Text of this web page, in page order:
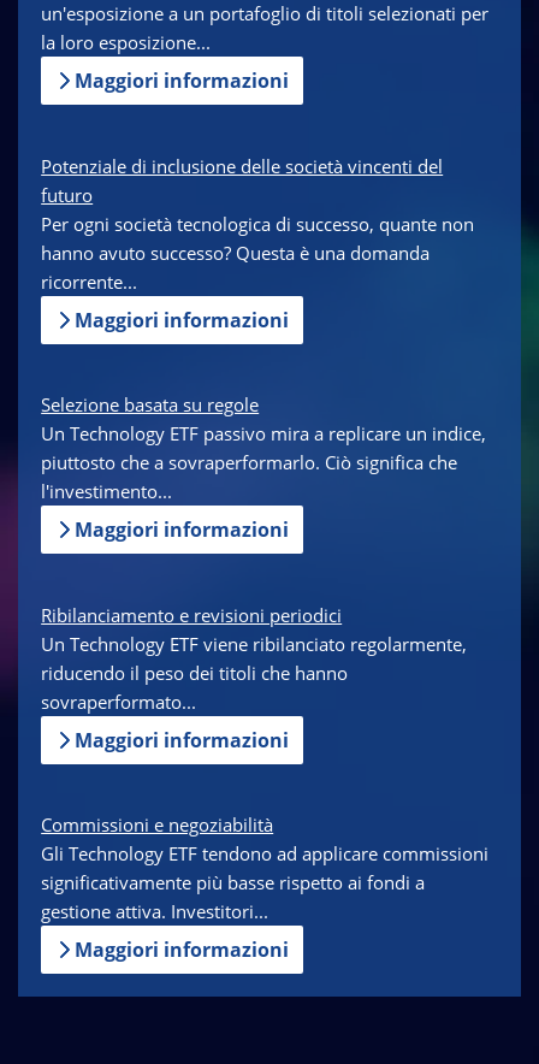
un'esposizione a un portafoglio di titoli selezionati per
la loro esposizione...
Maggiori informazioni
Potenziale di inclusione delle società vincenti del
futuro
Per ogni società tecnologica di successo, quante non
hanno avuto successo? Questa è una domanda
ricorrente...
Maggiori informazioni
Selezione basata su regole
Un Technology ETF passivo mira a replicare un indice,
piuttosto che a sovraperformarlo. Ciò significa che
l'investimento...
Maggiori informazioni
Ribilanciamento e revisioni periodici
Un Technology ETF viene ribilanciato regolarmente,
riducendo il peso dei titoli che hanno
sovraperformato...
Maggiori informazioni
Commissioni e negoziabilità
Gli Technology ETF tendono ad applicare commissioni
significativamente più basse rispetto ai fondi a
gestione attiva. Investitori...
Maggiori informazioni